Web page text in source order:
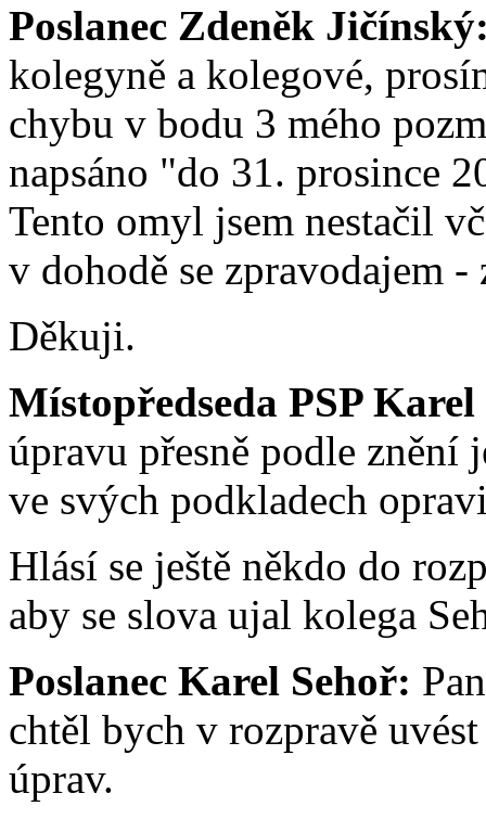
Poslanec Zdeněk
kolegyně a kolegové,
chybu v bodu 3 mého
napsáno "do 31. prosince
Tento omyl jsem nestačil
v dohodě se zpravodajem -
Děkuji.
Místopředseda PSP
úpravu přesně podle znění
ve svých podkladech
Hlásí se ještě někdo do
aby se slova ujal kolega
Poslanec Karel Sehoř:
chtěl bych v rozpravě
úprav.